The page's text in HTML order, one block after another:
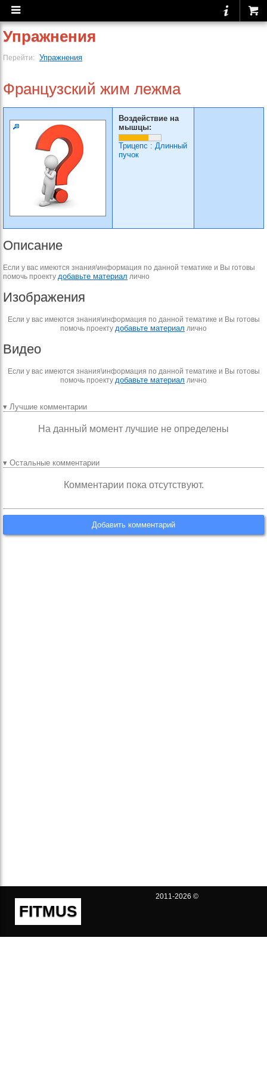
Упражнения
Перейти: Упражнения
Французский жим лежма
Воздействие на
мышцы:
Трицепс : Длинный
пучок
Описание
Если у вас имеются знания\информация по данной тематике и Вы готовы
помочь проекту добавьте материал лично
Изображения
Если у вас имеются знания\информация по данной тематике и Вы готовы
помочь проекту добавьте материал лично
Видео
Если у вас имеются знания\информация по данной тематике и Вы готовы
помочь проекту добавьте материал лично
▾ Лучшие комментарии
На данный момент лучшие не определены
▾ Остальные комментарии
Комментарии пока отсутствуют.
Добавить комментарий
FITMUS
2011-2026 ©